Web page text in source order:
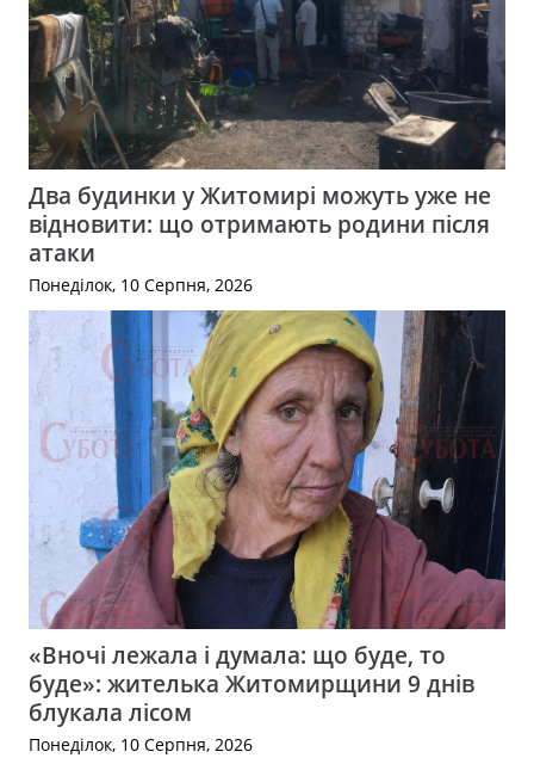
Два будинки у Житомирі можуть уже не
відновити: що отримають родини після
атаки
Понеділок, 10 Серпня, 2026
«Вночі лежала і думала: що буде, то
буде»: жителька Житомирщини 9 днів
блукала лісом
Понеділок, 10 Серпня, 2026